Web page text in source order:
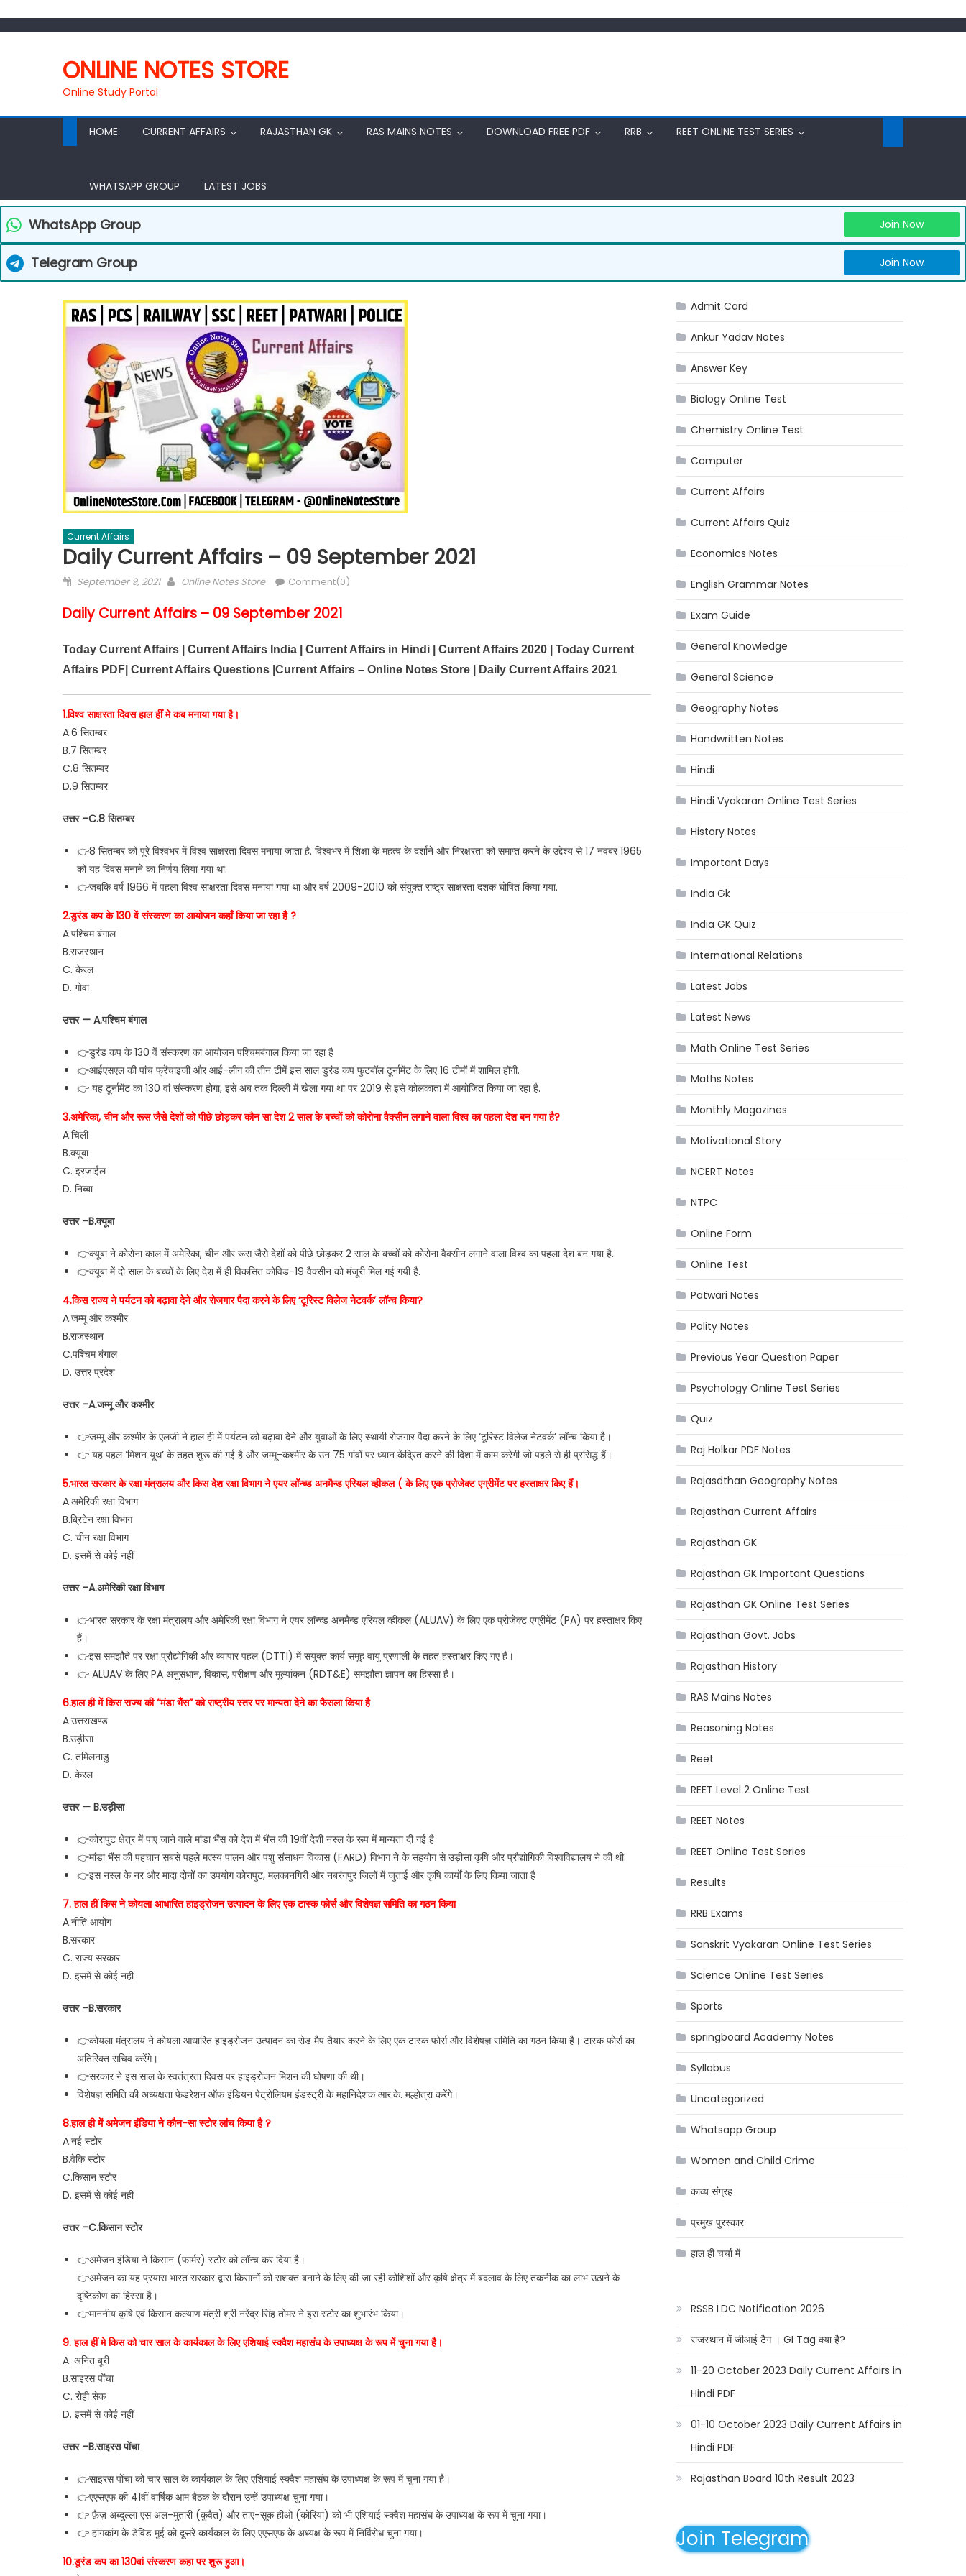
ONLINE NOTES STORE
Online Study Portal
HOME CURRENT AFFAIRS RAJASTHAN GK RAS MAINS NOTES DOWNLOAD FREE PDF RRB REET ONLINE TEST SERIES
WHATSAPP GROUP LATEST JOBS
WhatsApp Group Join Now
Telegram Group Join Now
Current Affairs
Daily Current Affairs – 09 September 2021
September 9, 2021 Online Notes Store Comment(0)
Daily Current Affairs – 09 September 2021
Today Current Affairs | Current Affairs India | Current Affairs in Hindi | Current Affairs 2020 | Today Current
Affairs PDF| Current Affairs Questions |Current Affairs – Online Notes Store | Daily Current Affairs 2021
1.विश्व साक्षरता दिवस हाल हीं मे कब मनाया गया है।
A.6 सितम्बर
B.7 सितम्बर
C.8 सितम्बर
D.9 सितम्बर
उत्तर –C.8 सितम्बर
👉8 सितम्बर को पूरे विश्वभर में विश्व साक्षरता दिवस मनाया जाता है. विश्वभर में शिक्षा के महत्व के दर्शाने और निरक्षरता को समाप्त करने के उद्देश्य से 17 नवंबर 1965
को यह दिवस मनाने का निर्णय लिया गया था.
👉जबकि वर्ष 1966 में पहला विश्व साक्षरता दिवस मनाया गया था और वर्ष 2009-2010 को संयुक्त राष्ट्र साक्षरता दशक घोषित किया गया.
2.डुरंड कप के 130 वें संस्करण का आयोजन कहाँ किया जा रहा है ?
A.पश्चिम बंगाल
B.राजस्थान
C. केरल
D. गोवा
उत्तर — A.पश्चिम बंगाल
👉डुरंड कप के 130 वें संस्करण का आयोजन पश्चिमबंगाल किया जा रहा है
👉आईएसएल की पांच फ्रेंचाइजी और आई-लीग की तीन टीमें इस साल डुरंड कप फुटबॉल टूर्नामेंट के लिए 16 टीमों में शामिल होंगी.
👉 यह टूर्नामेंट का 130 वां संस्करण होगा, इसे अब तक दिल्ली में खेला गया था पर 2019 से इसे कोलकाता में आयोजित किया जा रहा है.
3.अमेरिका, चीन और रूस जैसे देशों को पीछे छोड़कर कौन सा देश 2 साल के बच्चों को कोरोना वैक्सीन लगाने वाला विश्व का पहला देश बन गया है?
A.चिली
B.क्यूबा
C. इरजाईल
D. निब्बा
उत्तर –B.क्यूबा
👉क्यूबा ने कोरोना काल में अमेरिका, चीन और रूस जैसे देशों को पीछे छोड़कर 2 साल के बच्चों को कोरोना वैक्सीन लगाने वाला विश्व का पहला देश बन गया है.
👉क्यूबा में दो साल के बच्चों के लिए देश में ही विकसित कोविड-19 वैक्सीन को मंजूरी मिल गई गयी है.
4.किस राज्य ने पर्यटन को बढ़ावा देने और रोजगार पैदा करने के लिए ‘टूरिस्ट विलेज नेटवर्क’ लॉन्च किया?
A.जम्मू और कश्मीर
B.राजस्थान
C.पश्चिम बंगाल
D. उत्तर प्रदेश
उत्तर –A.जम्मू और कश्मीर
👉जम्मू और कश्मीर के एलजी ने हाल ही में पर्यटन को बढ़ावा देने और युवाओं के लिए स्थायी रोजगार पैदा करने के लिए ‘टूरिस्ट विलेज नेटवर्क’ लॉन्च किया है।
👉 यह पहल ‘मिशन यूथ’ के तहत शुरू की गई है और जम्मू-कश्मीर के उन 75 गांवों पर ध्यान केंद्रित करने की दिशा में काम करेगी जो पहले से ही प्रसिद्ध हैं।
5.भारत सरकार के रक्षा मंत्रालय और किस देश रक्षा विभाग ने एयर लॉन्च्ड अनमैन्ड एरियल व्हीकल ( के लिए एक प्रोजेक्ट एग्रीमेंट पर हस्ताक्षर किए हैं।
A.अमेरिकी रक्षा विभाग
B.ब्रिटेन रक्षा विभाग
C. चीन रक्षा विभाग
D. इसमें से कोई नहीं
उत्तर –A.अमेरिकी रक्षा विभाग
👉भारत सरकार के रक्षा मंत्रालय और अमेरिकी रक्षा विभाग ने एयर लॉन्च्ड अनमैन्ड एरियल व्हीकल (ALUAV) के लिए एक प्रोजेक्ट एग्रीमेंट (PA) पर हस्ताक्षर किए
हैं।
👉इस समझौते पर रक्षा प्रौद्योगिकी और व्यापार पहल (DTTI) में संयुक्त कार्य समूह वायु प्रणाली के तहत हस्ताक्षर किए गए हैं।
👉 ALUAV के लिए PA अनुसंधान, विकास, परीक्षण और मूल्यांकन (RDT&E) समझौता ज्ञापन का हिस्सा है।
6.हाल ही में किस राज्य की “मंडा भैंस” को राष्ट्रीय स्तर पर मान्यता देने का फैसला किया है
A.उत्तराखण्ड
B.उड़ीसा
C. तमिलनाडु
D. केरल
उत्तर — B.उड़ीसा
👉कोरापुट क्षेत्र में पाए जाने वाले मांडा भैंस को देश में भैंस की 19वीं देशी नस्ल के रूप में मान्यता दी गई है
👉मांडा भैंस की पहचान सबसे पहले मत्स्य पालन और पशु संसाधन विकास (FARD) विभाग ने के सहयोग से उड़ीसा कृषि और प्रौद्योगिकी विश्वविद्यालय ने की थी.
👉इस नस्ल के नर और मादा दोनों का उपयोग कोरापुट, मलकानगिरी और नबरंगपुर जिलों में जुताई और कृषि कार्यों के लिए किया जाता है
7. हाल हीं किस ने कोयला आधारित हाइड्रोजन उत्पादन के लिए एक टास्क फोर्स और विशेषज्ञ समिति का गठन किया
A.नीति आयोग
B.सरकार
C. राज्य सरकार
D. इसमें से कोई नहीं
उत्तर –B.सरकार
👉कोयला मंत्रालय ने कोयला आधारित हाइड्रोजन उत्पादन का रोड मैप तैयार करने के लिए एक टास्क फोर्स और विशेषज्ञ समिति का गठन किया है। टास्क फोर्स का
अतिरिक्त सचिव करेंगे।
👉सरकार ने इस साल के स्वतंत्रता दिवस पर हाइड्रोजन मिशन की घोषणा की थी।
विशेषज्ञ समिति की अध्यक्षता फेडरेशन ऑफ इंडियन पेट्रोलियम इंडस्ट्री के महानिदेशक आर.के. मल्होत्रा करेंगे।
8.हाल ही में अमेजन इंडिया ने कौन-सा स्टोर लांच किया है ?
A.नई स्टोर
B.वेकि स्टोर
C.किसान स्टोर
D. इसमें से कोई नहीं
उत्तर –C.किसान स्टोर
👉अमेजन इंडिया ने किसान (फार्मर) स्टोर को लॉन्च कर दिया है।
👉अमेजन का यह प्रयास भारत सरकार द्वारा किसानों को सशक्त बनाने के लिए की जा रही कोशिशों और कृषि क्षेत्र में बदलाव के लिए तकनीक का लाभ उठाने के
दृष्टिकोण का हिस्सा है।
👉माननीय कृषि एवं किसान कल्याण मंत्री श्री नरेंद्र सिंह तोमर ने इस स्टोर का शुभारंभ किया।
9. हाल हीं मे किस को चार साल के कार्यकाल के लिए एशियाई स्क्वैश महासंघ के उपाध्यक्ष के रूप में चुना गया है।
A. अनित बूरी
B.साइरस पोंचा
C. रोही सेक
D. इसमें से कोई नहीं
उत्तर –B.साइरस पोंचा
👉साइरस पोंचा को चार साल के कार्यकाल के लिए एशियाई स्क्वैश महासंघ के उपाध्यक्ष के रूप में चुना गया है।
👉एएसएफ की 41वीं वार्षिक आम बैठक के दौरान उन्हें उपाध्यक्ष चुना गया।
👉 फ़ैज़ अब्दुल्ला एस अल-मुतारी (कुवैत) और ताए-सूक हीओ (कोरिया) को भी एशियाई स्क्वैश महासंघ के उपाध्यक्ष के रूप में चुना गया।
👉 हांगकांग के डेविड मुई को दूसरे कार्यकाल के लिए एएसएफ के अध्यक्ष के रूप में निर्विरोध चुना गया।
10.डूरंड कप का 130वां संस्करण कहा पर शुरू हुआ।
Admit Card
Ankur Yadav Notes
Answer Key
Biology Online Test
Chemistry Online Test
Computer
Current Affairs
Current Affairs Quiz
Economics Notes
English Grammar Notes
Exam Guide
General Knowledge
General Science
Geography Notes
Handwritten Notes
Hindi
Hindi Vyakaran Online Test Series
History Notes
Important Days
India Gk
India GK Quiz
International Relations
Latest Jobs
Latest News
Math Online Test Series
Maths Notes
Monthly Magazines
Motivational Story
NCERT Notes
NTPC
Online Form
Online Test
Patwari Notes
Polity Notes
Previous Year Question Paper
Psychology Online Test Series
Quiz
Raj Holkar PDF Notes
Rajasdthan Geography Notes
Rajasthan Current Affairs
Rajasthan GK
Rajasthan GK Important Questions
Rajasthan GK Online Test Series
Rajasthan Govt. Jobs
Rajasthan History
RAS Mains Notes
Reasoning Notes
Reet
REET Level 2 Online Test
REET Notes
REET Online Test Series
Results
RRB Exams
Sanskrit Vyakaran Online Test Series
Science Online Test Series
Sports
springboard Academy Notes
Syllabus
Uncategorized
Whatsapp Group
Women and Child Crime
काव्य संग्रह
प्रमुख पुरस्कार
हाल ही चर्चा में
RSSB LDC Notification 2026
राजस्थान में जीआई टैग । GI Tag क्या है?
11-20 October 2023 Daily Current Affairs in
Hindi PDF
01-10 October 2023 Daily Current Affairs in
Hindi PDF
Rajasthan Board 10th Result 2023
Join Telegram